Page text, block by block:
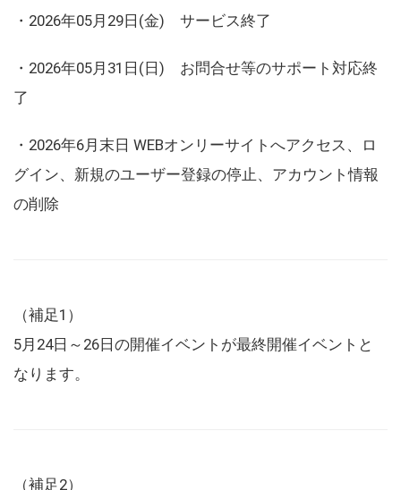
・2026年05月29日(金) サービス終了
・2026年05月31日(日) お問合せ等のサポート対応終
了
・2026年6月末日 WEBオンリーサイトへアクセス、ロ
グイン、新規のユーザー登録の停止、アカウント情報
の削除
（補足1）
5月24日～26日の開催イベントが最終開催イベントと
なります。
（補足2）